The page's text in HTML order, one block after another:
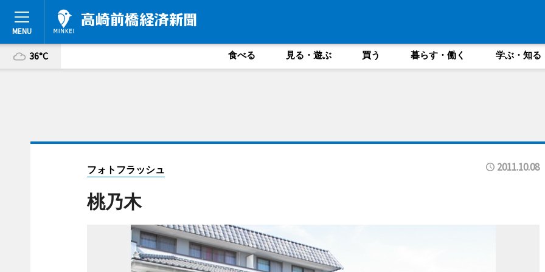
36°C 食べる 見る・遊ぶ 買う 暮らす・働く 学ぶ・知る
フォトフラッシュ 2011.10.08
桃乃木